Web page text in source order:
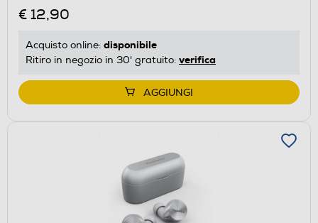
€ 12,90
Acquisto online: disponibile
Ritiro in negozio in 30' gratuito: verifica
AGGIUNGI